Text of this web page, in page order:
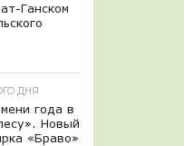
Ганском
ДНЯ
года в
Новый
«Браво»